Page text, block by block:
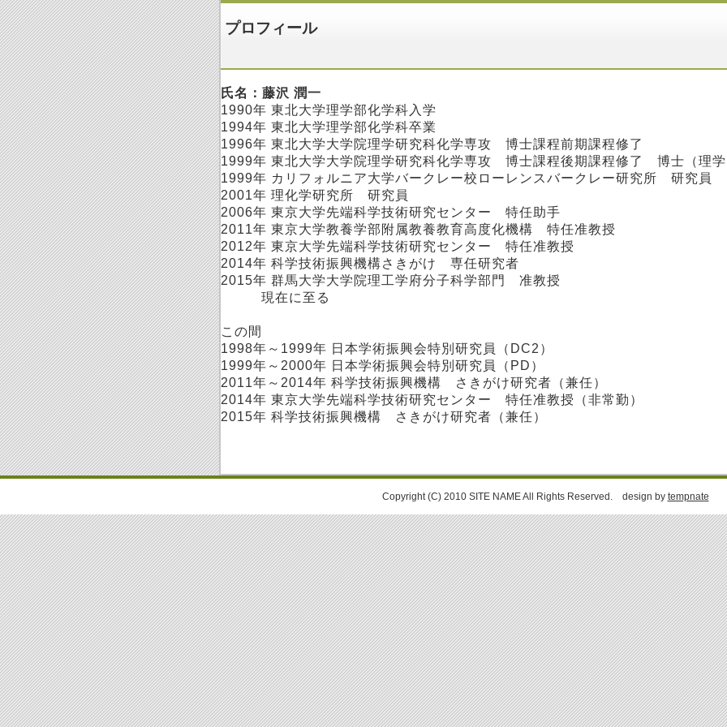
プロフィール
氏名：藤沢 潤一
1990年 東北大学理学部化学科入学
1994年 東北大学理学部化学科卒業
1996年 東北大学大学院理学研究科化学専攻 博士課程前期課程修了
1999年 東北大学大学院理学研究科化学専攻 博士課程後期課程修了 博士（理
1999年 カリフォルニア大学バークレー校ローレンスバークレー研究所 研究員
2001年 理化学研究所 研究員
2006年 東京大学先端科学技術研究センター 特任助手
2011年 東京大学教養学部附属教養教育高度化機構 特任准教授
2012年 東京大学先端科学技術研究センター 特任准教授
2014年 科学技術振興機構さきがけ 専任研究者
2015年 群馬大学大学院理工学府分子科学部門 准教授
現在に至る
この間
1998年～1999年 日本学術振興会特別研究員（DC2）
1999年～2000年 日本学術振興会特別研究員（PD）
2011年～2014年 科学技術振興機構 さきがけ研究者（兼任）
2014年 東京大学先端科学技術研究センター 特任准教授（非常勤）
2015年 科学技術振興機構 さきがけ研究者（兼任）
Copyright (C) 2010 SITE NAME All Rights Reserved. design by tempnate